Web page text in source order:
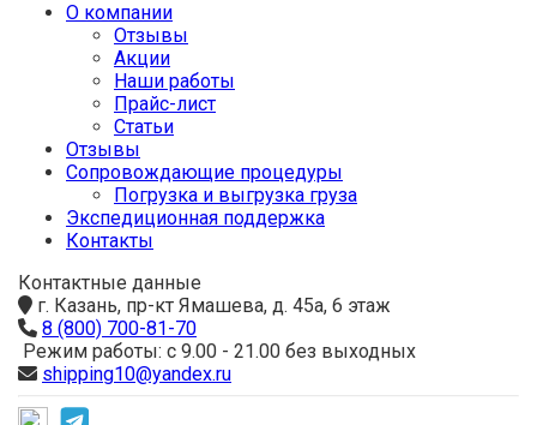
О компании
Отзывы
Акции
Наши работы
Прайс-лист
Статьи
Отзывы
Сопровождающие процедуры
Погрузка и выгрузка груза
Экспедиционная поддержка
Контакты
Контактные данные
г. Казань, пр-кт Ямашева, д. 45а, 6 этаж
8 (800) 700-81-70
Режим работы: с 9.00 - 21.00 без выходных
shipping10@yandex.ru